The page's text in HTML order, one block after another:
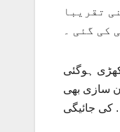
تقریبا
کی گئی ۔
ہوگئی
سازی بھی
کی جائیگی .